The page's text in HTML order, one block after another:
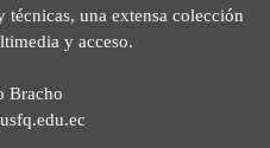
una extensa colección
y acceso.
Bracho